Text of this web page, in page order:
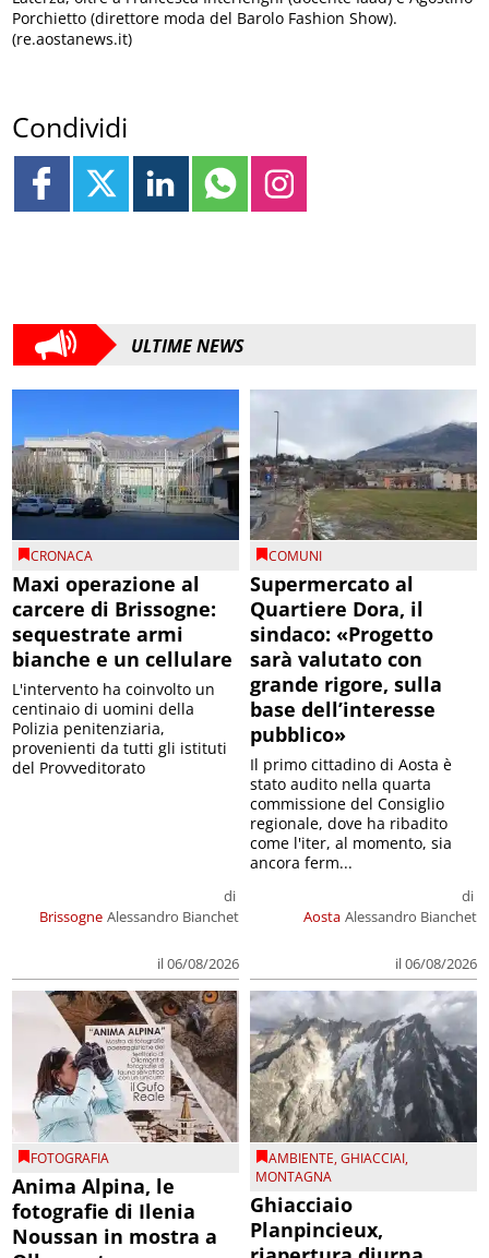
Porchietto (direttore moda del Barolo Fashion Show).
(re.aostanews.it)
Condividi
ULTIME NEWS
CRONACA
Maxi operazione al
carcere di Brissogne:
sequestrate armi
bianche e un cellulare
Brissogne
di
Alessandro Bianchet
il 06/08/2026
L'intervento ha coinvolto un
centinaio di uomini della
Polizia penitenziaria,
provenienti da tutti gli istituti
del Provveditorato
COMUNI
Supermercato al
Quartiere Dora, il
sindaco: «Progetto
sarà valutato con
grande rigore, sulla
base dell’interesse
pubblico»
Aosta
di
Alessandro Bianchet
il 06/08/2026
Il primo cittadino di Aosta è
stato audito nella quarta
commissione del Consiglio
regionale, dove ha ribadito
come l'iter, al momento, sia
ancora ferm...
FOTOGRAFIA
Anima Alpina, le
fotografie di Ilenia
Noussan in mostra a
AMBIENTE,GHIACCIAI,
MONTAGNA
Ghiacciaio
Planpincieux,